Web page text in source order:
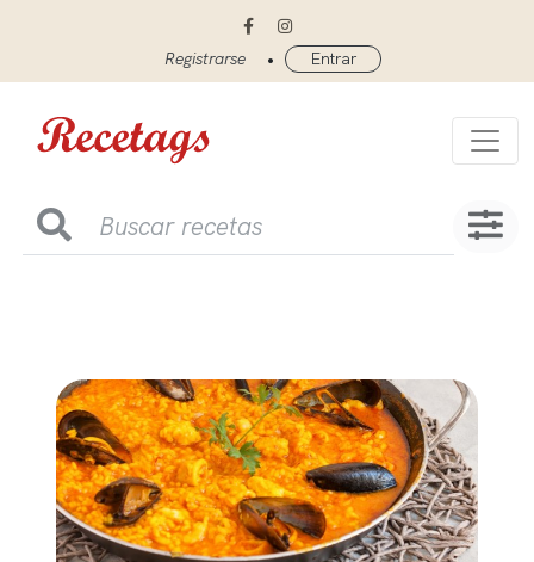
Registrarse • Entrar